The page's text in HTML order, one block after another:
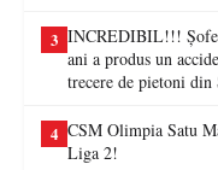
3 INCREDIBIL!!!
ani a produs un
trecere de pietoni din
4 CSM Olimpia Satu
Liga 2!